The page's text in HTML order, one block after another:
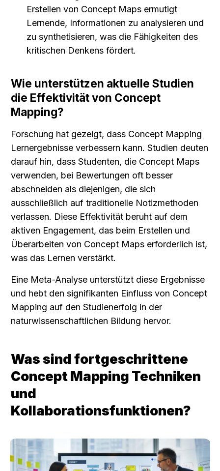
Erstellen von Concept Maps ermutigt
Lernende, Informationen zu analysieren und
zu synthetisieren, was die Fähigkeiten des
kritischen Denkens fördert.
Wie unterstützen aktuelle Studien
die Effektivität von Concept
Mapping?
Forschung hat gezeigt, dass Concept Mapping
Lernergebnisse verbessern kann. Studien deuten
darauf hin, dass Studenten, die Concept Maps
verwenden, bei Bewertungen oft besser
abschneiden als diejenigen, die sich
ausschließlich auf traditionelle Notizmethoden
verlassen. Diese Effektivität beruht auf dem
aktiven Engagement, das beim Erstellen und
Überarbeiten von Concept Maps erforderlich ist,
was das Lernen verstärkt.
Eine Meta-Analyse unterstützt diese Ergebnisse
und hebt den signifikanten Einfluss von Concept
Mapping auf den Studienerfolg in der
naturwissenschaftlichen Bildung hervor.
Was sind fortgeschrittene
Concept Mapping Techniken
und
Kollaborationsfunktionen?